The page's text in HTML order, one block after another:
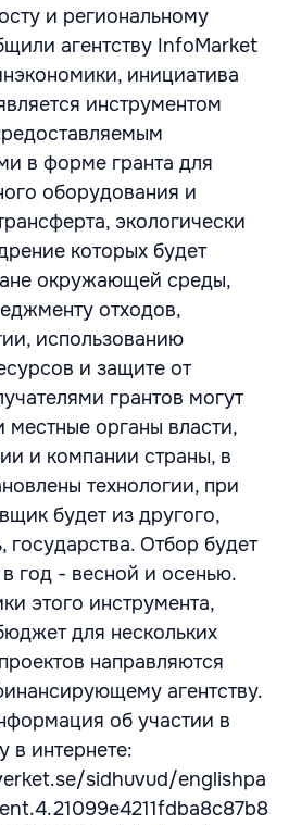
и региональному
агентству InfoMarket
инициатива
инструментом
в форме гранта для
оборудования и
экологически
которых будет
окружающей среды,
отходов,
использованию
и защите от
грантов могут
местные органы власти,
и компании страны, в
технологии, при
будет из другого,
государства. Отбор будет
год - весной и осенью.
этого инструмента,
для нескольких
направляются
агентству.
об участии в
в интернете:
sidhuvud/englishpa